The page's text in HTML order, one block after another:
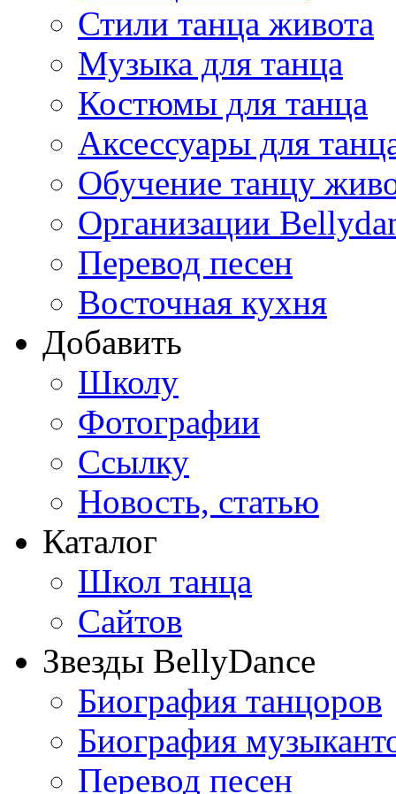
Стили танца живота
Музыка для танца
Костюмы для танца
Аксессуары для
Обучение танцу
Организации
Перевод песен
Восточная кухня
Добавить
Школу
Фотографии
Ссылку
Новость, статью
Каталог
Школ танца
Сайтов
Звезды BellyDance
Биография танцоров
Биография
Перевод песен